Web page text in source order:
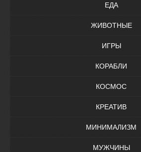
ЕДА
ЖИВОТНЫЕ
ИГРЫ
КОРАБЛИ
КОСМОС
КРЕАТИВ
МИНИМАЛИЗМ
МУЖЧИНЫ